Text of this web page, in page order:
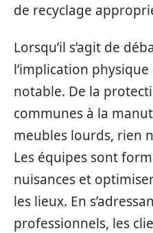
de recyclage
Lorsqu’il s’agit de
l’implication
notable. De la
communes à la
meubles lourds, rien
Les équipes sont
nuisances et
les lieux. En
professionnels, les